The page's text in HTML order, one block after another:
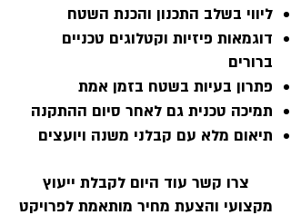
ליווי בשלב התכנון והכנת השטח
דוגמאות פיזיות וקטלוגים טכניים
ברורים
פתרון בעיות בשטח בזמן אמת
תמיכה טכנית גם לאחר סיום ההתקנה
תיאום מלא עם קבלני משנה ויועצים
צרו קשר עוד היום לקבלת ייעוץ
מקצועי והצעת מחיר מותאמת לפרויקט